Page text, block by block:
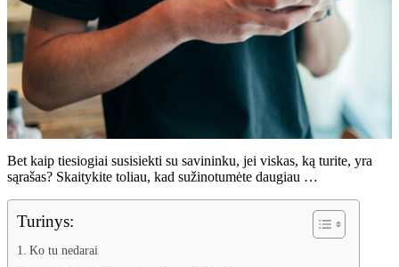
Bet kaip tiesiogiai susisiekti su savininku, jei viskas, ką turite, yra
sąrašas? Skaitykite toliau, kad sužinotumėte daugiau …
Turinys:
Ko tu nedarai